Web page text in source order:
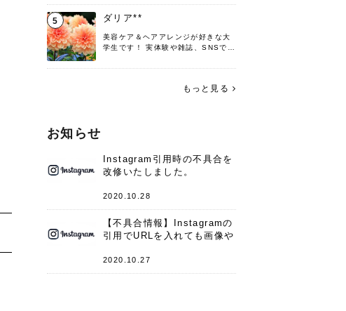
♡ 役立つ情報をお届けできるように
頑張ります！よろしくお願いしま
5 ダリア**
美容ケア＆ヘアアレンジが好きな大
学生です！ 実体験や雑誌、SNSで知
す。 これからよろしくお願いします
もっと見る
お知らせ
Instagram引用時の不具合を
改修いたしました。
2020.10.28
【不具合情報】Instagramの
引用でURLを入れても画像や
件
2020.10.27